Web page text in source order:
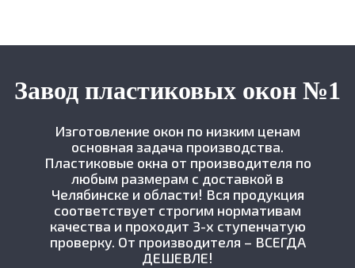
Завод пластиковых окон №1
Изготовление окон по низким ценам
основная задача производства.
Пластиковые окна от производителя по
любым размерам с доставкой в
Челябинске и области! Вся продукция
соответствует строгим нормативам
качества и проходит 3-х ступенчатую
проверку. От производителя – ВСЕГДА
ДЕШЕВЛЕ!